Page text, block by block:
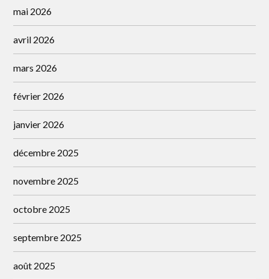
mai 2026
avril 2026
mars 2026
février 2026
janvier 2026
décembre 2025
novembre 2025
octobre 2025
septembre 2025
août 2025